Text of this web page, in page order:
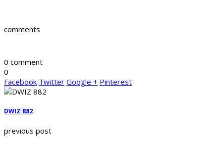
comments
0 comment
0
Facebook Twitter Google + Pinterest
DWIZ 882
previous post